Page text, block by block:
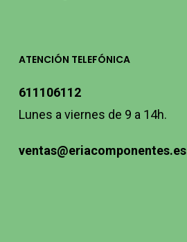
ATENCIÓN TELEFÓNICA
611106112
Lunes a viernes de 9 a 14h.
ventas@eriacomponentes.es